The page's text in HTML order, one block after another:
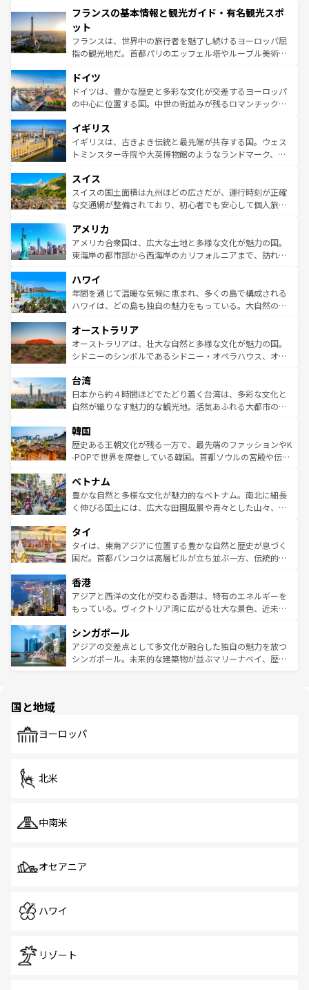
ませてくれるイタリアで、忘れられない旅をしてみよう！
なお、新着のイタリア情報は
しい。
文化が根付くこの国では、情熱的なフラメンコ、熱気あふ
れる闘牛、そして美味しいタパスが生活の一部となってい
る。首都マドリードの洗練された雰囲気や、バルセロナの
アートに溢れた街角から、地方では古代ローマ遺跡や中世
せる。地方によって風土や気候が異なるスペインはその個
性で訪れる人を魅了する。 なお、新着のスペイン情報は コ
ンテンツ一覧を参照してほしい。
フランスの基本情報と観光ガイド・有名観光スポ
ット
フランスは、世界中の旅行者を魅了し続けるヨーロッパ屈
指の観光地だ。首都パリのエッフェル塔やルーブル美術館
で、幅広い魅力が詰まっている。華麗な宮殿、歴史的な大
聖堂、美しいビーチ、そして豊かな自然が、訪れる者を心
から魅了する。また、フランスは美食の国としても知ら
いる。シャンパンの発祥地であるランス、プロヴァンスの
香り高いラベンダー畑など、多彩な楽しみ方が可能だ。さ
らに、パリ以外の地域にも魅力が溢れており、どの街角に
れる地方に足を運ぶとそれぞれで全く異なる文化を体験で
きるだろう。 なお、新着のフランス情報はコンテンツ一覧
を参照してほしい。
ドイツ
ドイツは、豊かな歴史と多彩な文化が交差するヨーロッパ
の中心に位置する国。中世の街並みが残るロマンチック街
顔を持つこの国は、どこを歩いても飽きることがない。ベ
ルリンの文化的活気、バイエルン州のアルプスの絶景、そ
してライン川沿いのワイン畑といった風景は必見。ビール
は、お酒好きな人にはぜひ体験してほしい。 なお、新着の
ドイツ情報はコンテンツ一覧を参照してほしい。
イギリス
イギリスは、古きよき伝統と最先端が共存する国。ウェス
トミンスター寺院や大英博物館のようなランドマーク、歴
リアごとに異なる魅力がある。また、優雅なアフタヌーン
ティー、ビール好きにはたまらない英国パブ、サッカー観
戦など、本場だからこそできる体験も豊富。イギリスを旅
ンツ一覧を参照してほしい。
スイス
スイスの国土面積は九州ほどの広さだが、運行時刻が正確
な交通網が整備されており、初心者でも安心して個人旅行
の建物がそのまま残る町や、スイスならではのユニークな
博物館もあり、アルプス観光だけでなく町歩きも満喫する
ことができる。国民の所得が高いため物価も高いが、旅行
ば市内交通費無料で観光を楽しむこともできる。 なお、新
着のスイス情報はコンテンツ一覧 を参照してほしい。
アメリカ
アメリカ合衆国は、広大な土地と多様な文化が魅力の国。
東海岸の都市部から西海岸のカリフォルニアまで、訪れる
のような巨大都市は、観光、ショッピング、エンターテイ
ンメントが詰まった刺激的なスポットだ。一方、アメリカ
西部には大自然が広がり、グランドキャニオンやイエロー
部のニューオーリンズでは、音楽と美食が融合した独特の
文化が魅力。旅行者はアメリカの各地域で異なる魅力を楽
しみながら、その多様性と豊かな歴史を感じることができ
ならではの贅沢な旅のスタイルだ。 なお、新着のアメリカ
情報はコンテンツ一覧を参照してほしい。
ハワイ
年間を通じて温暖な気候に恵まれ、多くの島で構成される
ハワイは、どの島も独自の魅力をもっている。大自然の神
ワイ島は見逃せない。また、定番の観光地といえばオアフ
島だが、静かな自然を求めるならマウイ島やカウアイ島が
おすすめ。エメラルドグリーンに輝く海をはじめ、豊かな
れるおもてなしの心で訪れる人々を迎えてくれるハワイの
人々、おいしいローカルフードやハワイアンミュージッ
ク、伝統的なフラダンスなど、すべてがハワイの魅力を彩
ワイを、存分に味わってほしい。 なお、新着のハワイ情報
はコンテンツ一覧を参照してほしい。
オーストラリア
オーストラリアは、壮大な自然と多様な文化が魅力の国。
シドニーのシンボルであるシドニー・オペラハウス、オー
リアリーフや大陸中央部にそびえるウルル（エアーズロッ
ク）、タスマニアの美しい原生林やケアンズの熱帯雨林な
ど、見どころがたくさん。また、カフェやワイン、オージ
いる。アクティビティも充実しており、サーフィンやダイ
ビング、ハイキングなど、アウトドア好きにはたまらな
い。オーストラリアの多彩な魅力を存分に味わいつくそ
参照してほしい。
台湾
日本から約４時間ほどでたどり着く台湾は、多彩な文化と
自然が織りなす魅力的な観光地。活気あふれる大都市の台
ン）、静ひつな山岳地帯である台湾東部など、都市の喧騒
と山間の静けさが共存しており、訪れる人に新しい発見と
驚きをもたらしてくれる。また、奥深い台湾の食文化も魅
容にもいいと評判のスイーツなど、バラエティ豊かな料理
が味わえる。 なお、新着の台湾情報は コンテンツ一覧を参
照してほしい。
韓国
歴史ある王朝文化が残る一方で、最先端のファッションやK
-POPで世界を席巻している韓国。首都ソウルの宮殿や伝統
き、地方に足を延ばせば四季折々の自然美を楽しむことが
できる。そして、キムチや焼肉、絶品のストリートフード
まで、さまざまな韓国料理が待っている。夜には、韓国な
リティに包まれながら、韓国の多彩な魅力を心ゆくまで味
わってみてほしい。 なお、新着の韓国情報はコンテンツ一
覧を参照してほしい。
ベトナム
豊かな自然と多様な文化が魅力的なベトナム。南北に細長
く伸びる国土には、広大な田園風景や青々とした山々、世
急速な発展と共に伝統が息づく。ハノイの古い町並みやホ
ーチミン市のフランス統治時代の建物も、独特の雰囲気を
醸し出している。また、バラエティの豊かさとおいしさで
とつ。フォーやバインミー、ベトナムコーヒーなどは、ぜ
ひ現地で味わいたい。どの地域を訪れてもあたたかい人々
が旅行者を迎えてくれるので、きっと忘れられない旅にな
参照してほしい。
タイ
タイは、東南アジアに位置する豊かな自然と歴史が息づく
国だ。首都バンコクは高層ビルが立ち並ぶ一方、伝統的な
の活気が交差している。北部ではチェンマイなどの山岳地
帯で自然と触れ合い、南部ではプーケットやクラビの美し
いビーチでリゾート気分を楽しむことができる。タイ料理
激する。気候は一年中温暖で、どの季節にも異なる楽しみ
が待っている。親しみやすいタイの人々、仏教を中心とし
た文化、そして多様な観光資源が、訪れる旅人を魅了し続
香港
アジアと西洋の文化が交わる香港は、特有のエネルギーを
もっている。ヴィクトリア湾に広がる壮大な景色、近未来
み、どこを訪れても感動するはず。観光スポットが密集し
ており、効率よく見どころを回れるのも魅力。息をのむよ
うな絶景から文化的な体験まで、香港を存分に楽しみ尽く
シンガポール
アジアの交差点として多文化が融合した独自の魅力を放つ
シンガポール。未来的な建築物が並ぶマリーナベイ、歴史
で、ホーカーズは地元の風情を楽しめる外せないスポット
国と地域
ヨーロッパ
北米
中南米
オセアニア
ハワイ
リゾート